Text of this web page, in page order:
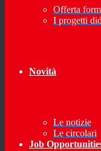
Offerta
I progetti
Novità
Le notizie
Le circolari
Job